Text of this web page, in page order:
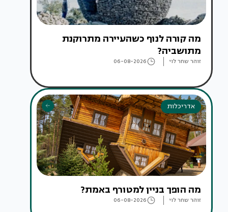
מה קורה לנוף כשהעיירה מתרוקנת
מתושביה?
זוהר שחר לוי 06-08-2026
אדריכלות
מה הופך בניין למטורף באמת?
זוהר שחר לוי 06-08-2026